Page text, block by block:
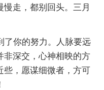
走，都别回头。三月
你的努力。人脉要远
非深交，心神相映的方
些，愿谋细微者，方可